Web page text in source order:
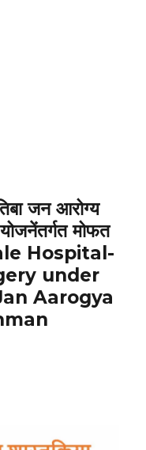
जन आरोग्य
मोफत
Hospital-
under
Aarogya